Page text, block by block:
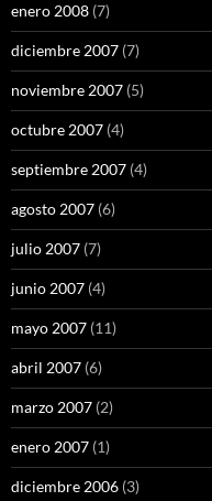
enero 2008 (7)
diciembre 2007 (7)
noviembre 2007 (5)
octubre 2007 (4)
septiembre 2007 (4)
agosto 2007 (6)
julio 2007 (7)
junio 2007 (4)
mayo 2007 (11)
abril 2007 (6)
marzo 2007 (2)
enero 2007 (1)
diciembre 2006 (3)